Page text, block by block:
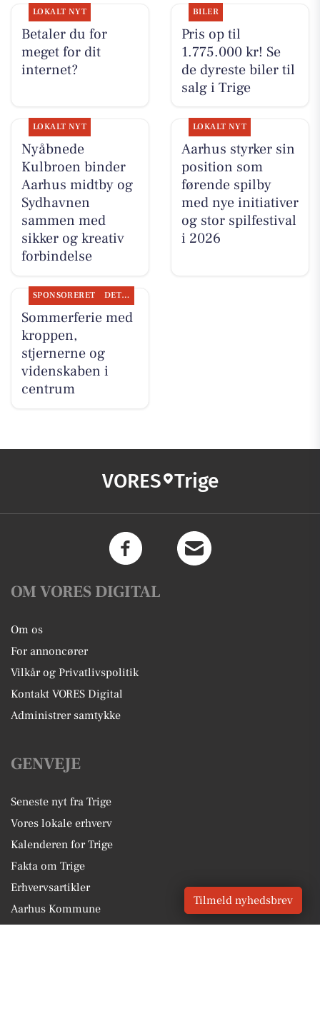
LOKALT NYT
Betaler du for
meget for dit
internet?
BILER
Pris op til
1.775.000 kr! Se
de dyreste biler til
salg i Trige
LOKALT NYT
Nyåbnede
Kulbroen binder
Aarhus midtby og
Sydhavnen
sammen med
sikker og kreativ
forbindelse
LOKALT NYT
Aarhus styrker sin
position som
førende spilby
med nye initiativer
og stor spilfestival
i 2026
SPONSORERET DET SKER
Sommerferie med
kroppen,
stjernerne og
videnskaben i
centrum
VORES Trige
OM VORES DIGITAL
Om os
For annoncører
Vilkår og Privatlivspolitik
Kontakt VORES Digital
Administrer samtykke
GENVEJE
Seneste nyt fra Trige
Vores lokale erhverv
Kalenderen for Trige
Fakta om Trige
Erhvervsartikler
Aarhus Kommune
Tilmeld nyhedsbrev